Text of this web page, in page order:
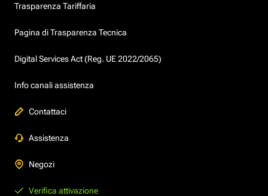
Trasparenza Tariffaria
Pagina di Trasparenza Tecnica
Digital Services Act (Reg. UE 2022/2065)
Info canali assistenza
Contattaci
Assistenza
Negozi
Verifica attivazione